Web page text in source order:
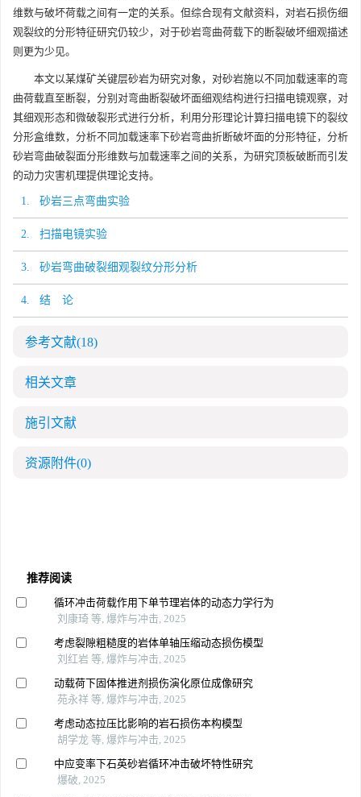
维数与破坏荷载之间有一定的关系。但综合现有文献资料，对岩石损伤细
观裂纹的分形特征研究仍较少，对于砂岩弯曲荷载下的断裂破坏细观描述
则更为少见。
本文以某煤矿关键层砂岩为研究对象，对砂岩施以不同加载速率的弯
曲荷载直至断裂，分别对弯曲断裂破坏面细观结构进行扫描电镜观察，对
其细观形态和微破裂形式进行分析，利用分形理论计算扫描电镜下的裂纹
分形盒维数，分析不同加载速率下砂岩弯曲折断破坏面的分形特征，分析
砂岩弯曲破裂面分形维数与加载速率之间的关系，为研究顶板破断而引发
的动力灾害机理提供理论支持。
1. 砂岩三点弯曲实验
2. 扫描电镜实验
3. 砂岩弯曲破裂细观裂纹分形分析
4. 结 论
参考文献(18)
相关文章
施引文献
资源附件(0)
推荐阅读
循环冲击荷载作用下单节理岩体的动态力学行为
刘康琦 等, 爆炸与冲击, 2025
考虑裂隙粗糙度的岩体单轴压缩动态损伤模型
刘红岩 等, 爆炸与冲击, 2025
动载荷下固体推进剂损伤演化原位成像研究
苑永祥 等, 爆炸与冲击, 2025
考虑动态拉压比影响的岩石损伤本构模型
胡学龙 等, 爆炸与冲击, 2025
中应变率下石英砂岩循环冲击破坏特性研究
爆破, 2025